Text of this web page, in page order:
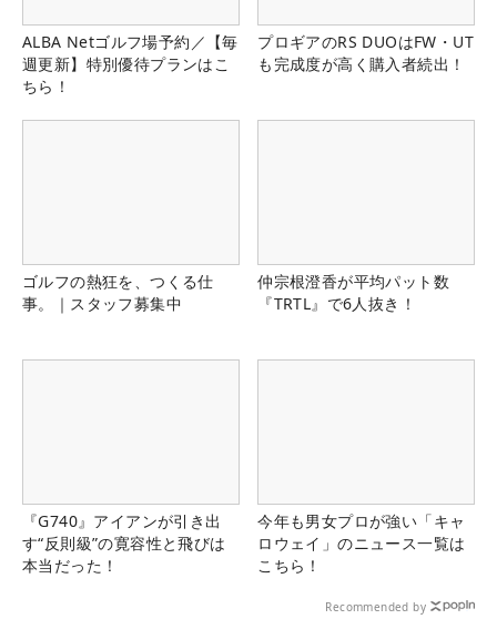
ALBA Netゴルフ場予約／【毎
週更新】特別優待プランはこ
ちら！
プロギアのRS DUOはFW・UT
も完成度が高く購入者続出！
ゴルフの熱狂を、つくる仕
事。｜スタッフ募集中
仲宗根澄香が平均パット数
『TRTL』で6人抜き！
『G740』アイアンが引き出
す“反則級”の寛容性と飛びは
本当だった！
今年も男女プロが強い「キャ
ロウェイ」のニュース一覧は
こちら！
Recommended by